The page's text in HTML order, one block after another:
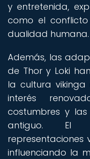
y entretenida,
como el
dualidad humana.
Además, las
de Thor y Loki
la cultura vikinga
interés
costumbres y
antiguo. El
influenciando la